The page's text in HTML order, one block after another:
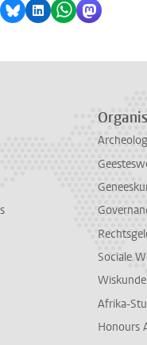
op Facebook
Delen via Bluesky
Delen op LinkedIn
Delen via
Delen
Sociale
Afrika-
Honours